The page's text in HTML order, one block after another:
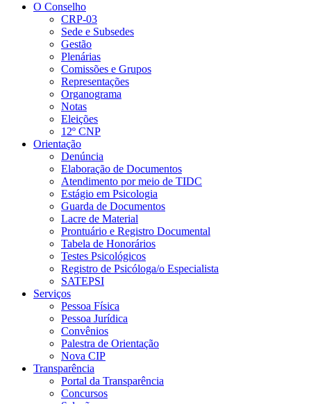
O Conselho
CRP-03
Sede e Subsedes
Gestão
Plenárias
Comissões e Grupos
Representações
Organograma
Notas
Eleições
12º CNP
Orientação
Denúncia
Elaboração de Documentos
Atendimento por meio de TIDC
Estágio em Psicologia
Guarda de Documentos
Lacre de Material
Prontuário e Registro Documental
Tabela de Honorários
Testes Psicológicos
Registro de Psicóloga/o Especialista
SATEPSI
Serviços
Pessoa Física
Pessoa Jurídica
Convênios
Palestra de Orientação
Nova CIP
Transparência
Portal da Transparência
Concursos